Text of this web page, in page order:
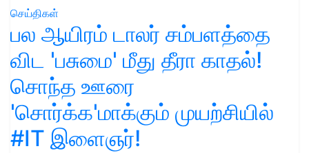
செய்திகள்
பல ஆயிரம் டாலர் சம்பளத்தை
விட 'பசுமை' மீது தீரா காதல்!
சொந்த ஊரை
'சொர்க்க'மாக்கும் முயற்சியில்
#IT இளைஞர்!